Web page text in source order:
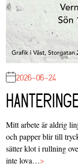
2026-06-24
Mitt arbete är aldrig
och papper blir till
sätter klot i rullning
inte lova…>